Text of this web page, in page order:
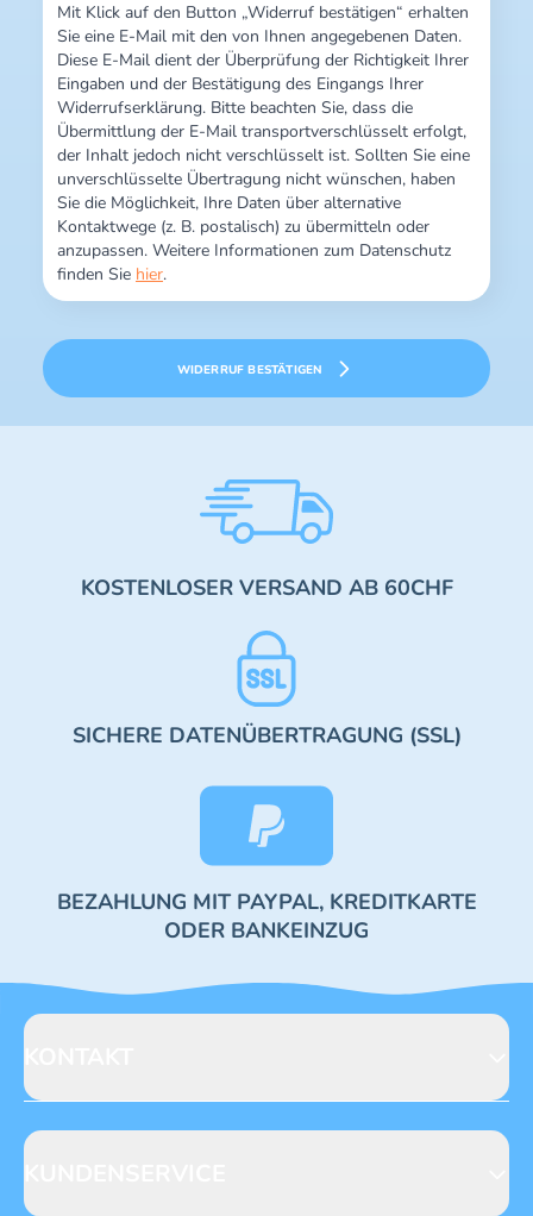
Mit Klick auf den Button „Widerruf bestätigen“ erhalten
Sie eine E-Mail mit den von Ihnen angegebenen Daten.
Diese E-Mail dient der Überprüfung der Richtigkeit Ihrer
Eingaben und der Bestätigung des Eingangs Ihrer
Widerrufserklärung. Bitte beachten Sie, dass die
Übermittlung der E-Mail transportverschlüsselt erfolgt,
der Inhalt jedoch nicht verschlüsselt ist. Sollten Sie eine
unverschlüsselte Übertragung nicht wünschen, haben
Sie die Möglichkeit, Ihre Daten über alternative
Kontaktwege (z. B. postalisch) zu übermitteln oder
anzupassen. Weitere Informationen zum Datenschutz
finden Sie hier.
WIDERRUF BESTÄTIGEN
KOSTENLOSER VERSAND AB 60CHF
SICHERE DATENÜBERTRAGUNG (SSL)
BEZAHLUNG MIT PAYPAL, KREDITKARTE
ODER BANKEINZUG
Seidenstraße 19
https://www.blue-ocean.de/kundenservice